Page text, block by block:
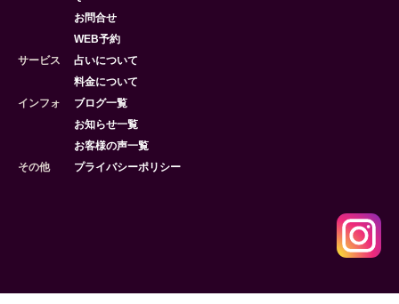
お問合せ
WEB予約
サービス
占いについて
料金について
インフォ
ブログ一覧
お知らせ一覧
お客様の声一覧
その他
プライバシーポリシー